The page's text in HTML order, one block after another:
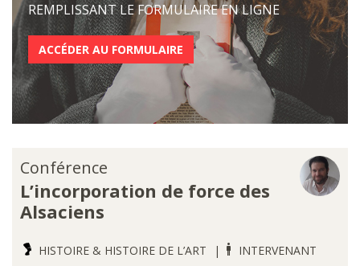
REMPLISSANT LE FORMULAIRE EN LIGNE
ACCÉDER AU FORMULAIRE
Conférence
L’incorporation de force des
Alsaciens
HISTOIRE & HISTOIRE DE L’ART INTERVENANT